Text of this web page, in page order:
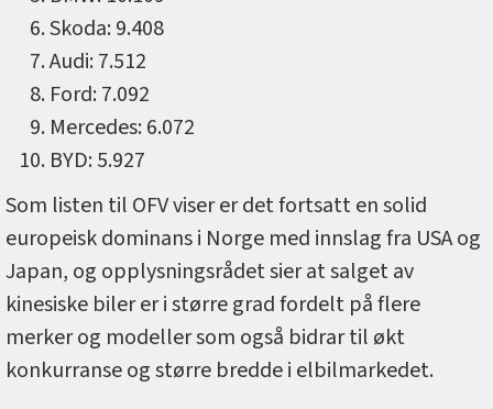
Skoda: 9.408
Audi: 7.512
Ford: 7.092
Mercedes: 6.072
BYD: 5.927
Som listen til OFV viser er det fortsatt en solid
europeisk dominans i Norge med innslag fra USA og
Japan, og opplysningsrådet sier at salget av
kinesiske biler er i større grad fordelt på flere
merker og modeller som også bidrar til økt
konkurranse og større bredde i elbilmarkedet.